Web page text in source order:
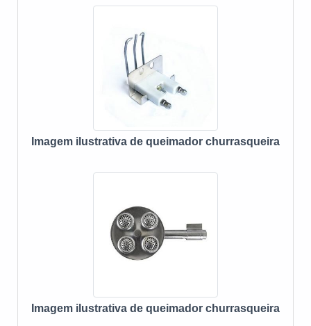
Imagem ilustrativa de queimador churrasqueira
Imagem ilustrativa de queimador churrasqueira